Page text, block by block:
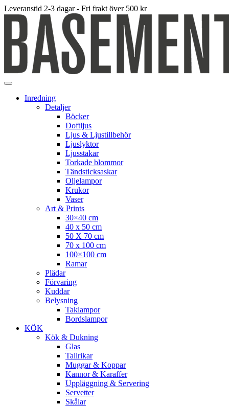
Leveranstid 2-3 dagar - Fri frakt över 500 kr
Inredning
Detaljer
Böcker
Doftljus
Ljus & Ljustillbehör
Ljuslyktor
Ljusstakar
Torkade blommor
Tändsticksaskar
Oljelampor
Krukor
Vaser
Art & Prints
30×40 cm
40 x 50 cm
50 X 70 cm
70 x 100 cm
100×100 cm
Ramar
Plädar
Förvaring
Kuddar
Belysning
Taklampor
Bordslampor
KÖK
Kök & Dukning
Glas
Tallrikar
Muggar & Koppar
Kannor & Karaffer
Uppläggning & Servering
Servetter
Skålar